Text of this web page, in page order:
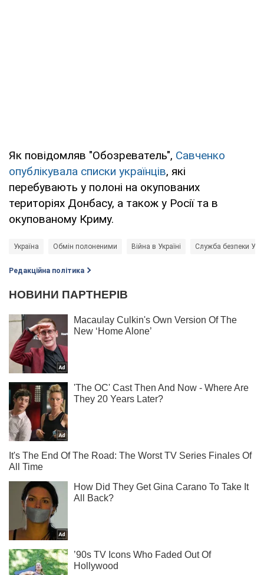
Як повідомляв "Обозреватель", Савченко
опублікувала списки українців, які
перебувають у полоні на окупованих
територіях Донбасу, а також у Росії та в
окупованому Криму.
Україна Обмін полоненими Війна в Україні Служба безпеки
Редакційна політика